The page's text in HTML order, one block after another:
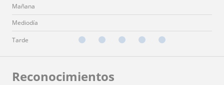
Mañana
Mediodía
Tarde
Reconocimientos